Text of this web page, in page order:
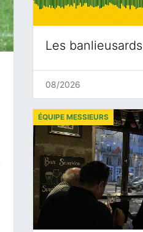
Les
08/2026
ÉQUIPE MESSIEURS